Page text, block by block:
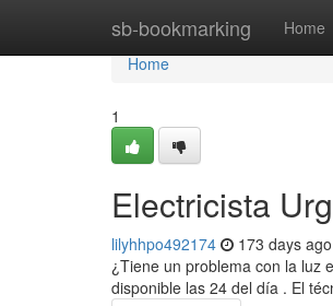
sb-bookmarking Home
Home
Home
1
Electricista
lilyhhpo492174 173 days ago
¿Tiene un problema con la luz
disponible las 24 del día . El